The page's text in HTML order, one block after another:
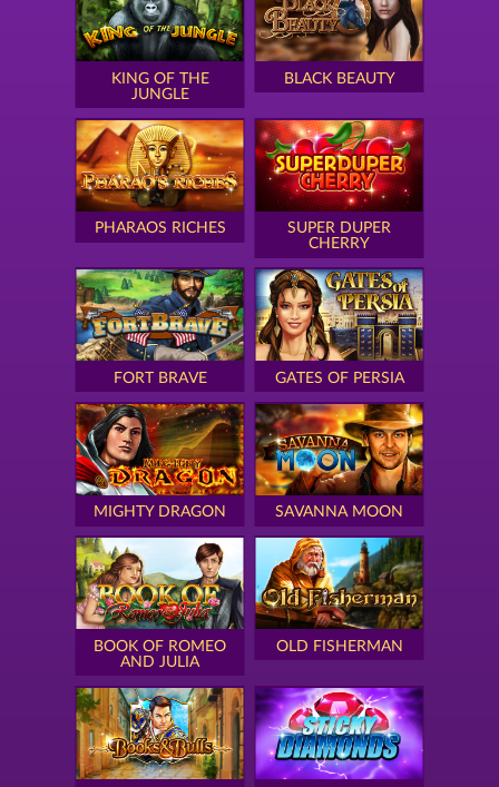
KING OF THE
JUNGLE
BLACK BEAUTY
PHARAOS RICHES
SUPER DUPER
CHERRY
FORT BRAVE GATES OF PERSIA
MIGHTY DRAGON SAVANNA MOON
BOOK OF ROMEO
AND JULIA
OLD FISHERMAN